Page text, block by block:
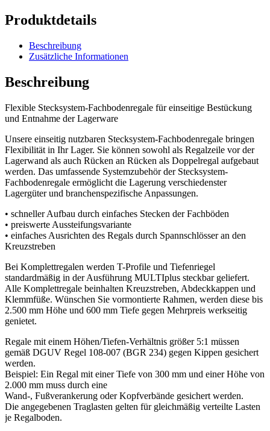
Produktdetails
Beschreibung
Zusätzliche Informationen
Beschreibung
Flexible Stecksystem-Fachbodenregale für einseitige Bestückung
und Entnahme der Lagerware
Unsere einseitig nutzbaren Stecksystem-Fachbodenregale bringen
Flexibilität in Ihr Lager. Sie können sowohl als Regalzeile vor der
Lagerwand als auch Rücken an Rücken als Doppelregal aufgebaut
werden. Das umfassende Systemzubehör der Stecksystem-
Fachbodenregale ermöglicht die Lagerung verschiedenster
Lagergüter und branchenspezifische Anpassungen.
• schneller Aufbau durch einfaches Stecken der Fachböden
• preiswerte Aussteifungsvariante
• einfaches Ausrichten des Regals durch Spannschlösser an den
Kreuzstreben
Bei Komplettregalen werden T-Profile und Tiefenriegel
standardmäßig in der Ausführung MULTIplus steckbar geliefert.
Alle Komplettregale beinhalten Kreuzstreben, Abdeckkappen und
Klemmfüße. Wünschen Sie vormontierte Rahmen, werden diese bis
2.500 mm Höhe und 600 mm Tiefe gegen Mehrpreis werkseitig
genietet.
Regale mit einem Höhen/Tiefen-Verhältnis größer 5:1 müssen
gemäß DGUV Regel 108-007 (BGR 234) gegen Kippen gesichert
werden.
Beispiel: Ein Regal mit einer Tiefe von 300 mm und einer Höhe von
2.000 mm muss durch eine
Wand-, Fußverankerung oder Kopfverbände gesichert werden.
Die angegebenen Traglasten gelten für gleichmäßig verteilte Lasten
je Regalboden.